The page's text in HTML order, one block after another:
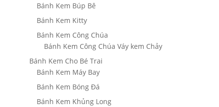
Bánh Kem Búp Bê
Bánh Kem Kitty
Bánh Kem Công Chúa
Bánh Kem Công Chúa Váy kem Chảy
Bánh Kem Cho Bé Trai
Bánh Kem Máy Bay
Bánh Kem Bóng Đá
Bánh Kem Khủng Long